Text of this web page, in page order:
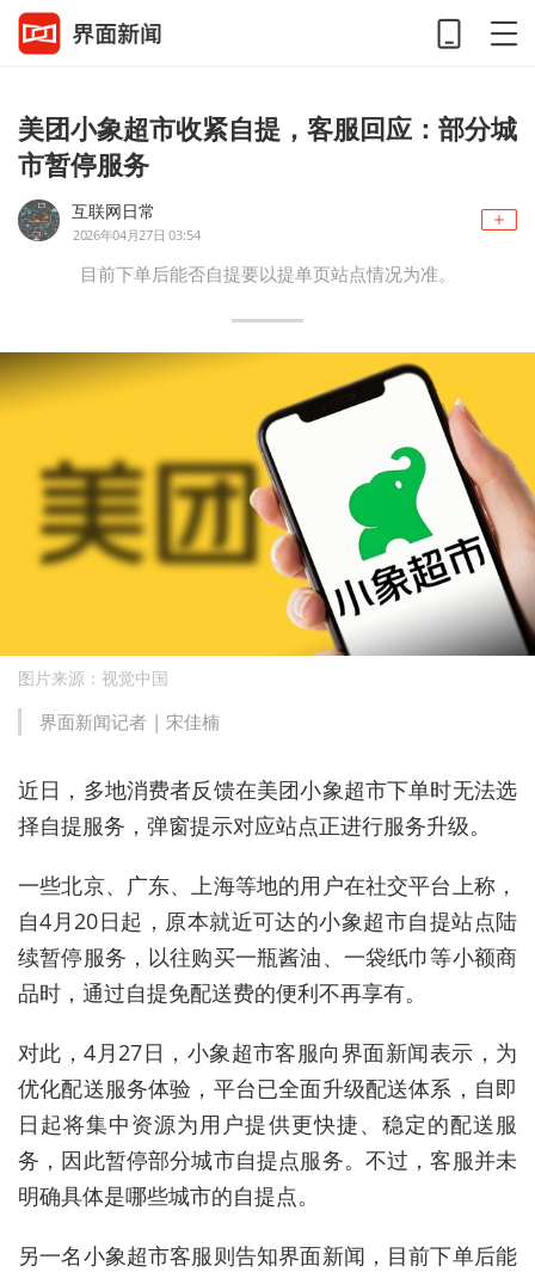
美团小象超市收紧自提，客服回应：部分城
市暂停服务
互联网日常
2026年04月27日 03:54
目前下单后能否自提要以提单页站点情况为准。
图片来源：视觉中国
界面新闻记者 | 宋佳楠
近日，多地消费者反馈在美团小象超市下单时无法选
择自提服务，弹窗提示对应站点正进行服务升级。
一些北京、广东、上海等地的用户在社交平台上称，
自4月20日起，原本就近可达的小象超市自提站点陆
续暂停服务，以往购买一瓶酱油、一袋纸巾等小额商
品时，通过自提免配送费的便利不再享有。
对此，4月27日，小象超市客服向界面新闻表示，为
优化配送服务体验，平台已全面升级配送体系，自即
日起将集中资源为用户提供更快捷、稳定的配送服
务，因此暂停部分城市自提点服务。不过，客服并未
明确具体是哪些城市的自提点。
另一名小象超市客服则告知界面新闻，目前下单后能